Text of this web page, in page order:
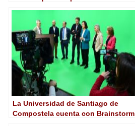
La Universidad de Santiago de
Compostela cuenta con Brainstorm